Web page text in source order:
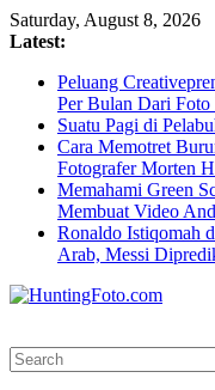
Skip
to
Saturday, August 8, 2026
Latest:
Peluang
Per Bulan Dari Foto
Suatu Pagi di
Cara Memotret
Fotografer Morten
Memahami Green
Membuat Video
Ronaldo Istiqomah
Arab, Messi